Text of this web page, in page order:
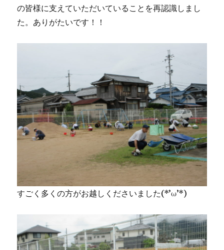
の皆様に支えていただいていることを再認識しまし
た。ありがたいです！！
すごく多くの方がお越しくださいました(*’ω’*)